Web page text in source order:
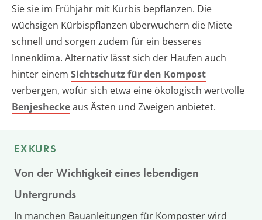
Sie sie im Frühjahr mit Kürbis bepflanzen. Die
wüchsigen Kürbispflanzen überwuchern die Miete
schnell und sorgen zudem für ein besseres
Innenklima. Alternativ lässt sich der Haufen auch
hinter einem Sichtschutz für den Kompost
verbergen, wofür sich etwa eine ökologisch wertvolle
Benjesheckeaus Ästen und Zweigen anbietet.
EXKURS
Von der Wichtigkeit eines lebendigen
Untergrunds
In manchen Bauanleitungen für Komposter wird